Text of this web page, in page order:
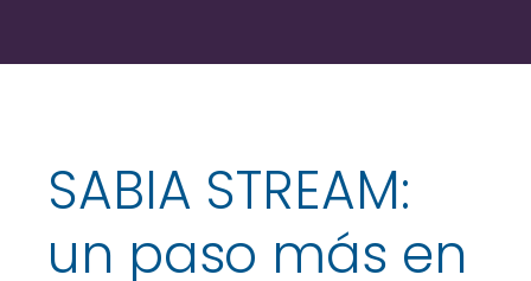
SABIA STREAM:
un paso más en